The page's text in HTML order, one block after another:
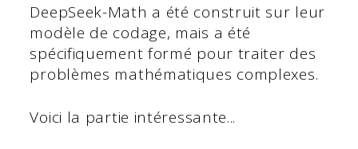
DeepSeek-Math a été construit sur leur
modèle de codage, mais a été
spécifiquement formé pour traiter des
problèmes mathématiques complexes.
Voici la partie intéressante...